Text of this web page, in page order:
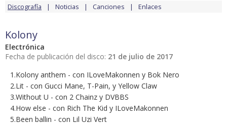
Discografía Noticias Canciones Enlaces
Kolony
Electrónica
Fecha de publicación del disco: 21 de julio de 2017
1.Kolony anthem - con ILoveMakonnen y Bok Nero
2.Lit - con Gucci Mane, T-Pain, y Yellow Claw
3.Without U - con 2 Chainz y DVBBS
4.How else - con Rich The Kid y ILoveMakonnen
5.Been ballin - con Lil Uzi Vert